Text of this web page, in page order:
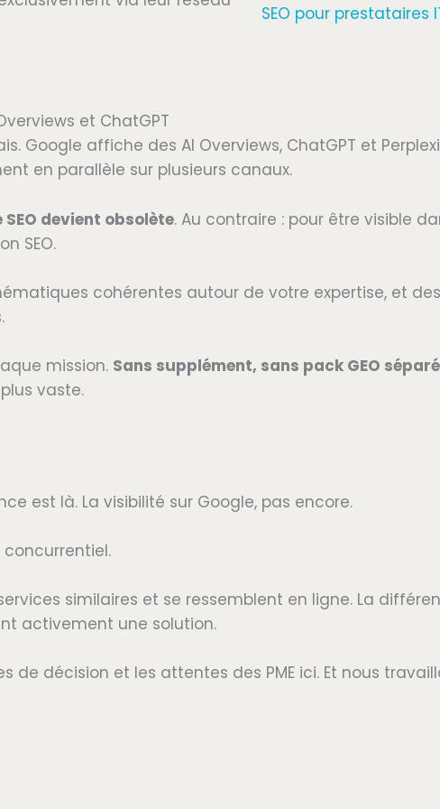
SEO pour prestataires
et ChatGPT
Google affiche des AI Overviews, ChatGPT et
en parallèle sur plusieurs canaux.
devient obsolète. Au contraire : pour être visible
SEO.
cohérentes autour de votre expertise, et
mission. Sans supplément, sans pack GEO séparé
vaste.
est là. La visibilité sur Google, pas encore.
similaires et se ressemblent en ligne. La
activement une solution.
de décision et les attentes des PME ici. Et nous